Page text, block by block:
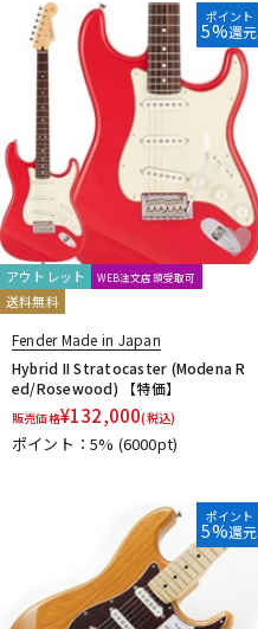
ポイント
5%還元
アウトレット WEB注文店頭受取可
送料無料
Fender Made in Japan
Hybrid II Stratocaster (Modena R
ed/Rosewood) 【特価】
販売価格¥132,000(税込)
ポイント：5% (6000pt)
ポイント
5%還元